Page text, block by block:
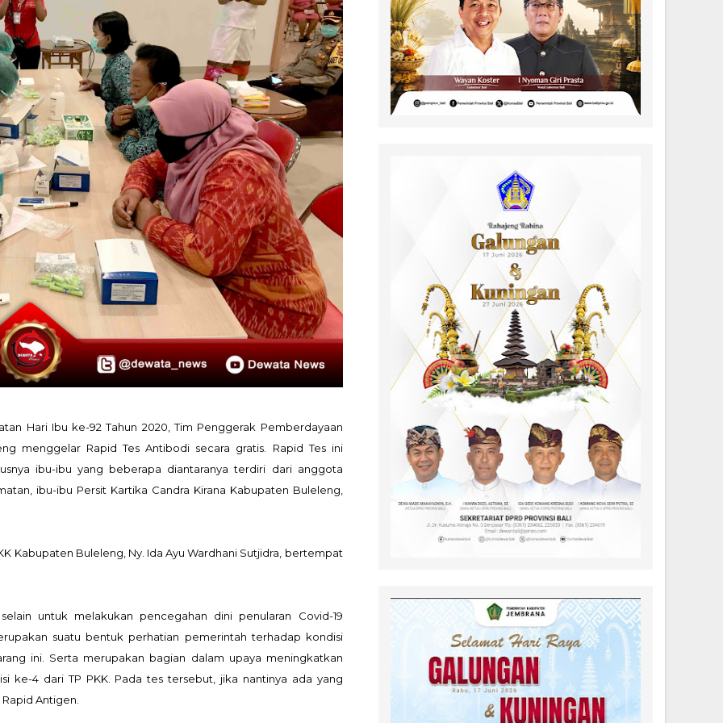
Hari Ibu ke-92 Tahun 2020, Tim Penggerak Pemberdayaan
menggelar Rapid Tes Antibodi secara gratis. Rapid Tes ini
ibu-ibu yang beberapa diantaranya terdiri dari anggota
ibu-ibu Persit Kartika Candra Kirana Kabupaten Buleleng,
Kabupaten Buleleng, Ny. Ida Ayu Wardhani Sutjidra, bertempat
untuk melakukan pencegahan dini penularan Covid-19
suatu bentuk perhatian pemerintah terhadap kondisi
ini. Serta merupakan bagian dalam upaya meningkatkan
ke-4 dari TP PKK. Pada tes tersebut, jika nantinya ada yang
Antigen.